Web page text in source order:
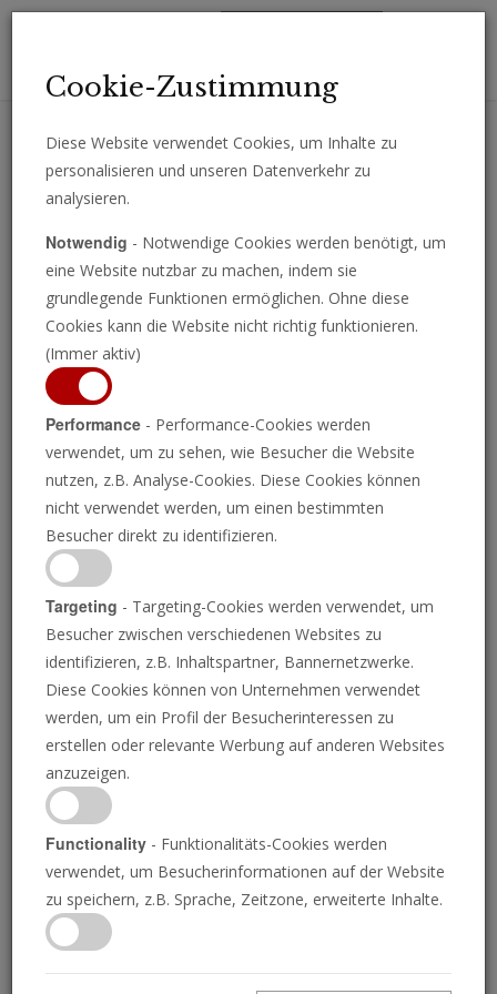
Erhalten Sie wichtige Analysen, Kommentare und Nachrichten
EU-
Verteidigungskommissar
fordert 70 Milliarden
Euro für militärische
Mobilität
Cookie-Zustimmung
Diese Website verwendet Cookies, um Inhalte zu
personalisieren und unseren Datenverkehr zu
analysieren.
Notwendig - Notwendige Cookies werden benötigt, um
eine Website nutzbar zu machen, indem sie
grundlegende Funktionen ermöglichen. Ohne diese
Cookies kann die Website nicht richtig funktionieren.
(Immer aktiv)
Performance - Performance-Cookies werden
verwendet, um zu sehen, wie Besucher die Website
nutzen, z.B. Analyse-Cookies. Diese Cookies können
nicht verwendet werden, um einen bestimmten
Besucher direkt zu identifizieren.
Targeting - Targeting-Cookies werden verwendet, um
Besucher zwischen verschiedenen Websites zu
identifizieren, z.B. Inhaltspartner, Bannernetzwerke.
Diese Cookies können von Unternehmen verwendet
werden, um ein Profil der Besucherinteressen zu
erstellen oder relevante Werbung auf anderen Websites
anzuzeigen.
Functionality - Funktionalitäts-Cookies werden
verwendet, um Besucherinformationen auf der Website
zu speichern, z.B. Sprache, Zeitzone, erweiterte Inhalte.